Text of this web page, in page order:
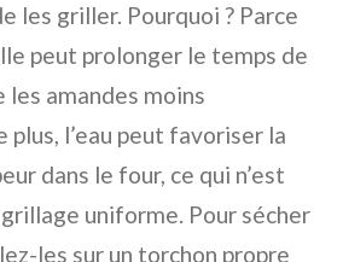
les griller. Pourquoi ? Parce
peut prolonger le temps de
amandes moins
l’eau peut favoriser la
dans le four, ce qui n’est
uniforme. Pour sécher
les sur un torchon propre